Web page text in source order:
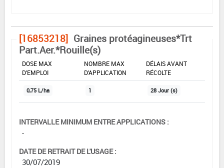
[16853218] Graines protéagineuses*Trt
Part.Aer.*Rouille(s)
DOSE MAX
D'EMPLOI
NOMBRE MAX
D'APPLICATION
DÉLAIS AVANT
RÉCOLTE
0,75 L/ha 1 28 Jour (s)
INTERVALLE MINIMUM ENTRE APPLICATIONS :
-
DATE DE RETRAIT DE L'USAGE :
30/07/2019